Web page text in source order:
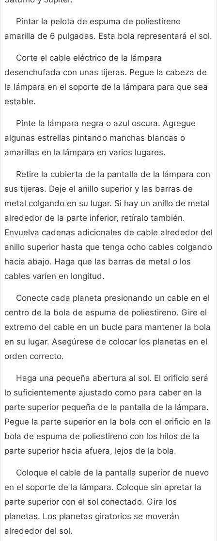
Pintar la pelota de espuma de poliestireno
amarilla de 6 pulgadas. Esta bola representará el sol.
Corte el cable eléctrico de la lámpara
desenchufada con unas tijeras. Pegue la cabeza de
la lámpara en el soporte de la lámpara para que sea
estable.
Pinte la lámpara negra o azul oscura. Agregue
algunas estrellas pintando manchas blancas o
amarillas en la lámpara en varios lugares.
Retire la cubierta de la pantalla de la lámpara con
sus tijeras. Deje el anillo superior y las barras de
metal colgando en su lugar. Si hay un anillo de metal
alrededor de la parte inferior, retíralo también.
Envuelva cadenas adicionales de cable alrededor del
anillo superior hasta que tenga ocho cables colgando
hacia abajo. Haga que las barras de metal o los
cables varíen en longitud.
Conecte cada planeta presionando un cable en el
centro de la bola de espuma de poliestireno. Gire el
extremo del cable en un bucle para mantener la bola
en su lugar. Asegúrese de colocar los planetas en el
orden correcto.
Haga una pequeña abertura al sol. El orificio será
lo suficientemente ajustado como para caber en la
parte superior pequeña de la pantalla de la lámpara.
Pegue la parte superior en la bola con el orificio en la
bola de espuma de poliestireno con los hilos de la
parte superior hacia afuera, lejos de la bola.
Coloque el cable de la pantalla superior de nuevo
en el soporte de la lámpara. Coloque sin apretar la
parte superior con el sol conectado. Gira los
planetas. Los planetas giratorios se moverán
alrededor del sol.